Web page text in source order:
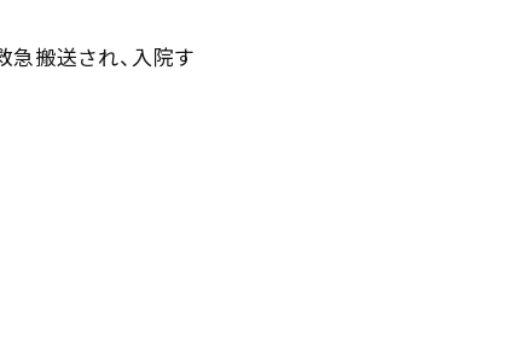
急搬送され、入院す